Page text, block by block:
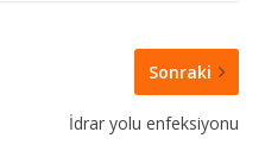
Sonraki
İdrar yolu enfeksiyonu